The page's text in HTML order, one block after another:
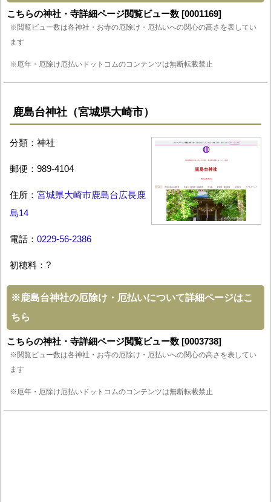
こちらの神社・寺詳細ページ閲覧ビュー数 [0001169]
※閲覧ビュー数は各神社・お寺の厄除け・厄払いへの関心の高さを表してい
ます
※厄年・厄除け厄払いドットコムのコンテンツは無断転載禁止
鹿島台神社（宮城県大崎市）
分類：神社
郵便：989-4104
住所： 宮城県大崎市鹿島台広長鹿
島14
電話： 0229-56-2386
初穂料：?
※鹿島台神社の厄除け・厄払いについて詳細ページはこ
ちら
こちらの神社・寺詳細ページ閲覧ビュー数 [0003738]
※閲覧ビュー数は各神社・お寺の厄除け・厄払いへの関心の高さを表してい
ます
※厄年・厄除け厄払いドットコムのコンテンツは無断転載禁止